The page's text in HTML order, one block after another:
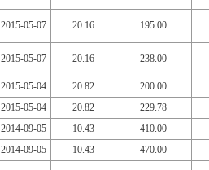
2015-05-07 20.16 195.00
2015-05-07 20.16 238.00
2015-05-04 20.82
200.00
2015-05-04
20.82
229.78
2014-09-05
10.43
410.00
2014-09-05
10.43 470.00